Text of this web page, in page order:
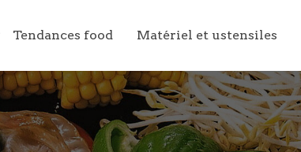
Tendances food Matériel et ustensiles